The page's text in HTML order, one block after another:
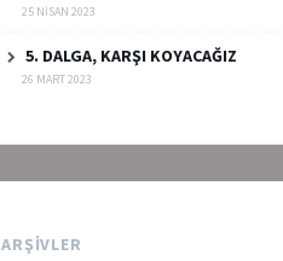
25 NISAN 2023
5. DALGA, KARŞI KOYACAĞIZ
26 MART 2023
ARŞIVLER